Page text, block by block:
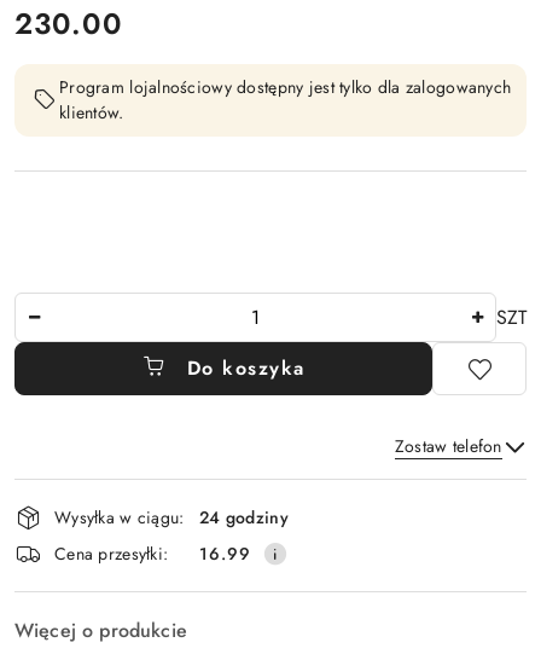
cena:
230.00
Program lojalnościowy dostępny jest tylko dla zalogowanych
klientów.
SZT
Do koszyka
Zostaw telefon
Wyślij
Dostępność
i
dostawa
Wysyłka w ciągu:
24 godziny
Cena przesyłki:
16.99
Więcej o produkcie